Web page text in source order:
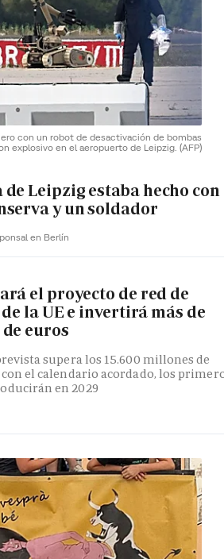
con un robot de desactivación de bombas
explosivo en el aeropuerto de Leipzig. (AFP)
Leipzig estaba hecho con
y un soldador
en Berlín
el proyecto de red de
la UE e invertirá más de
euros
supera los 15.600 millones de
con el calendario acordado, los
en 2029